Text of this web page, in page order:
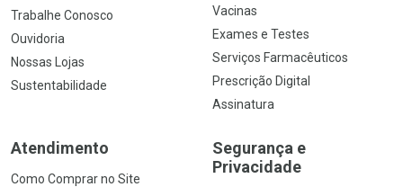
Trabalhe Conosco
Ouvidoria
Nossas Lojas
Sustentabilidade
Vacinas
Exames e Testes
Serviços Farmacêuticos
Prescrição Digital
Assinatura
Atendimento
Como Comprar no Site
Segurança e
Privacidade